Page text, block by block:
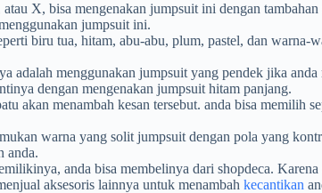
X, bisa mengenakan jumpsuit ini dengan
jumpsuit ini.
biru tua, hitam, abu-abu, plum, pastel, dan warna-
adalah menggunakan jumpsuit yang pendek jika
dengan mengenakan jumpsuit hitam panjang.
akan menambah kesan tersebut. anda bisa memilih
warna yang solit jumpsuit dengan pola yang
anda.
anda bisa membelinya dari shopdeca.
aksesoris lainnya untuk menambah kecantikan